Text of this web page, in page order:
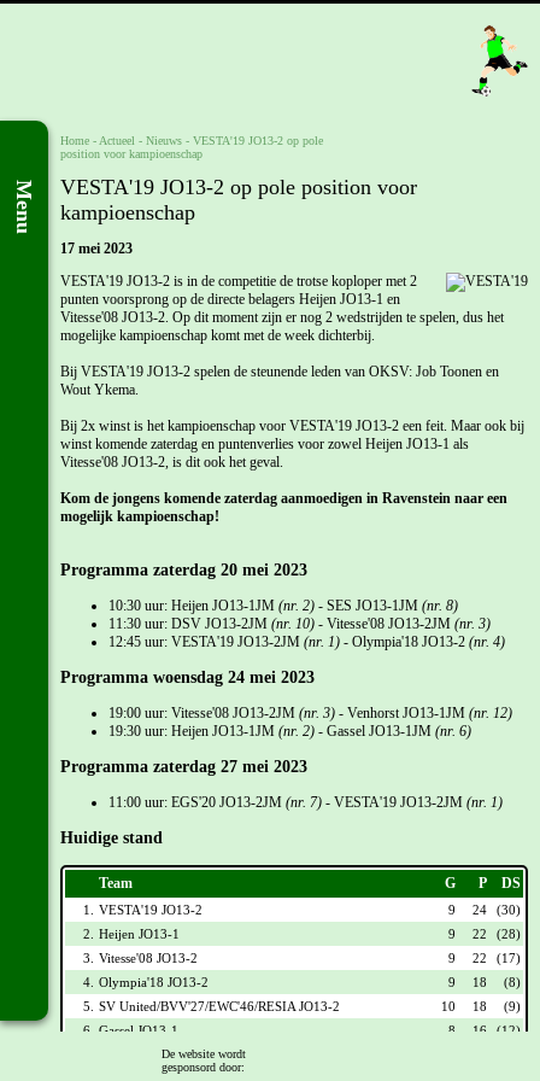
Menu
Home - Actueel - Nieuws - VESTA'19 JO13-2 op pole
position voor kampioenschap
VESTA'19 JO13-2 op pole position voor
kampioenschap
17 mei 2023
VESTA'19 JO13-2 is in de competitie de trotse koploper met 2
punten voorsprong op de directe belagers Heijen JO13-1 en
Vitesse'08 JO13-2. Op dit moment zijn er nog 2 wedstrijden te spelen, dus het
mogelijke kampioenschap komt met de week dichterbij.
Bij VESTA'19 JO13-2 spelen de steunende leden van OKSV: Job Toonen en
Wout Ykema.
Bij 2x winst is het kampioenschap voor VESTA'19 JO13-2 een feit. Maar ook bij
winst komende zaterdag en puntenverlies voor zowel Heijen JO13-1 als
Vitesse'08 JO13-2, is dit ook het geval.
Kom de jongens komende zaterdag aanmoedigen in Ravenstein naar een
mogelijk kampioenschap!
Programma zaterdag 20 mei 2023
10:30 uur: Heijen JO13-1JM (nr. 2) - SES JO13-1JM (nr. 8)
11:30 uur: DSV JO13-2JM (nr. 10) - Vitesse'08 JO13-2JM (nr. 3)
12:45 uur: VESTA'19 JO13-2JM (nr. 1) - Olympia'18 JO13-2 (nr. 4)
Programma woensdag 24 mei 2023
19:00 uur: Vitesse'08 JO13-2JM (nr. 3) - Venhorst JO13-1JM (nr. 12)
19:30 uur: Heijen JO13-1JM (nr. 2) - Gassel JO13-1JM (nr. 6)
Programma zaterdag 27 mei 2023
11:00 uur: EGS'20 JO13-2JM (nr. 7) - VESTA'19 JO13-2JM (nr. 1)
Huidige stand
Team G P DS
1. VESTA'19 JO13-2 9 24
(30)
2.
Heijen JO13-1 9 22
(28)
3.
Vitesse'08 JO13-2 9 22
(17)
4. Olympia'18 JO13-2 9 18
(8)
5.
SV United/BVV'27/EWC'46/RESIA JO13-2 10 18
(9)
6.
Gassel JO13-1 8 16
(12)
EGS'20 JO13-2De website wordt
gesponsord door: